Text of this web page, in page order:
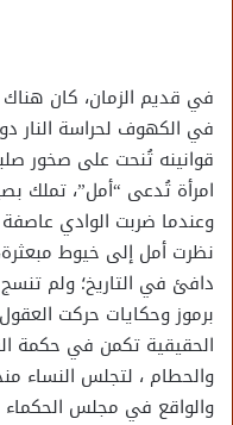
في قديم الزمان، كان
في الكهوف لحراسة النار
قوانينه تُنحت على صخور
امرأة تُدعى “أمل”، تملك
وعندما ضربت الوادي عاصفة
نظرت أمل إلى خيوط
دافئ في التاريخ؛ ولم
برموز وحكايات حركت
الحقيقية تكمن في حكمة
والحطام ، لتجلس النساء
والواقع في مجلس الحكماء